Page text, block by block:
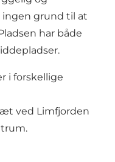
grund til at
har både
i forskellige
ved Limfjorden